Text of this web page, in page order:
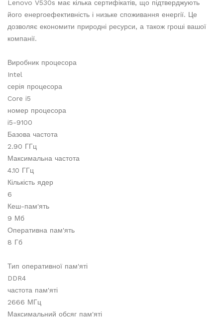
Lenovo V530s має кілька сертифікатів, що підтверджують
його енергоефективність і низьке споживання енергії. Це
дозволяє економити природні ресурси, а також гроші вашої
компанії.
Виробник процесора
Intel
серія процесора
Core i5
номер процесора
i5-9100
Базова частота
2.90 ГГц
Максимальна частота
4.10 ГГц
Кількість ядер
6
Кеш-пам'ять
9 Мб
Оперативна пам'ять
8 Гб
Тип оперативної пам'яті
DDR4
частота пам'яті
2666 МГц
Максимальний обсяг пам'яті